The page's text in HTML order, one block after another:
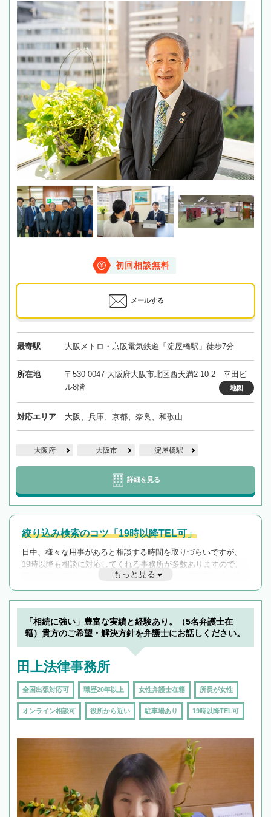
初回相談無料
メールする
最寄駅 大阪メトロ・京阪電気鉄道「淀屋橋駅」徒歩7分
所在地
〒530-0047 大阪府大阪市北区西天満2-10-2 幸田ビ
ル8階
地図
対応エリア 大阪、兵庫、京都、奈良、和歌山
大阪府 大阪市 淀屋橋駅
詳細を見る
絞り込み検索のコツ「19時以降TEL可」
日中、様々な用事があると相談する時間を取りづらいですが、
19時以降も相談に対応してくれる事務所が多数ありますので、
遅い時間の相談が増えそうな場合はそのような事務所に絞り込
んで検索してみましょう。
19時以降TEL可の条件
を加えて再検索
もっと見る
「相続に強い」豊富な実績と経験あり。（5名弁護士在
籍）貴方のご希望・解決方針を弁護士にお話しください。
田上法律事務所
全国出張対応可 職歴20年以上 女性弁護士在籍 所長が女性
オンライン相談可 役所から近い 駐車場あり 19時以降TEL可